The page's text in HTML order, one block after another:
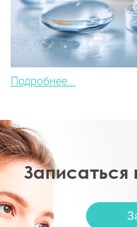
Подробнее...